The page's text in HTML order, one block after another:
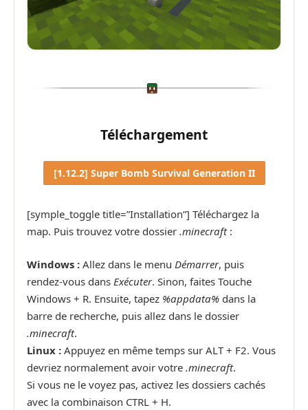
Téléchargement
[1.12.2] Super Bomb Survival Generation II
[symple_toggle title=”Installation”] Téléchargez la
map. Puis trouvez votre dossier .minecraft:
Windows : Allez dans le menu Démarrer, puis
rendez-vous dans Exécuter. Sinon, faites Touche
Windows + R. Ensuite, tapez %appdata% dans la
barre de recherche, puis allez dans le dossier
.minecraft.
Linux : Appuyez en même temps sur ALT + F2. Vous
devriez normalement avoir votre .minecraft.
Si vous ne le voyez pas, activez les dossiers cachés
avec la combinaison CTRL + H.